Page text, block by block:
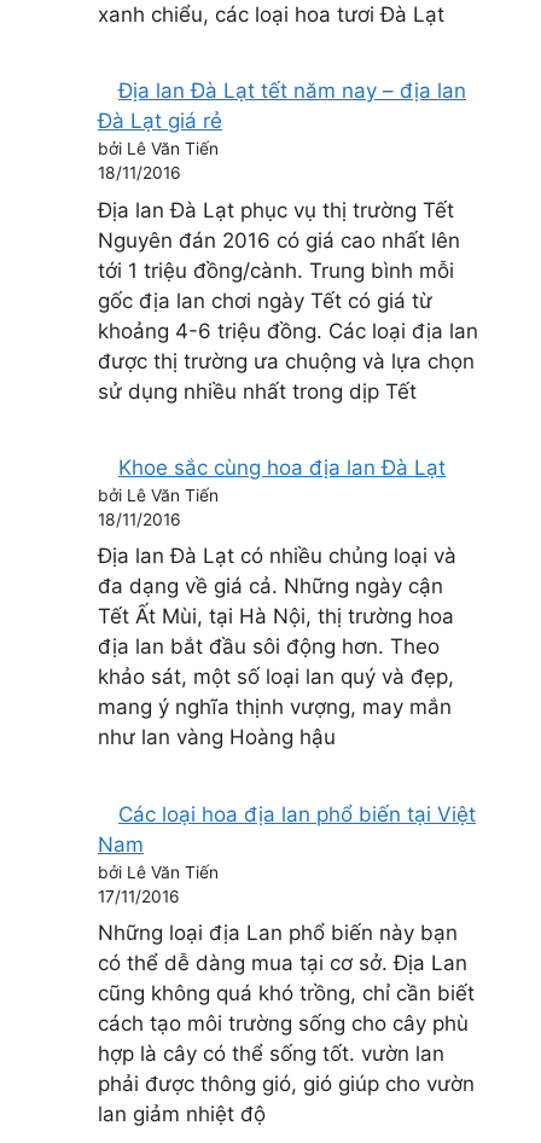
xanh chiểu, các loại hoa tươi Đà Lạt
Địa lan Đà Lạt tết năm nay – địa lan
Đà Lạt giá rẻ
bởi Lê Văn Tiến
18/11/2016
Địa lan Đà Lạt phục vụ thị trường Tết
Nguyên đán 2016 có giá cao nhất lên
tới 1 triệu đồng/cành. Trung bình mỗi
gốc địa lan chơi ngày Tết có giá từ
khoảng 4-6 triệu đồng. Các loại địa lan
được thị trường ưa chuộng và lựa chọn
sử dụng nhiều nhất trong dịp Tết
Khoe sắc cùng hoa địa lan Đà Lạt
bởi Lê Văn Tiến
18/11/2016
Địa lan Đà Lạt có nhiều chủng loại và
đa dạng về giá cả. Những ngày cận
Tết Ất Mùi, tại Hà Nội, thị trường hoa
địa lan bắt đầu sôi động hơn. Theo
khảo sát, một số loại lan quý và đẹp,
mang ý nghĩa thịnh vượng, may mắn
như lan vàng Hoàng hậu
Các loại hoa địa lan phổ biến tại Việt
Nam
bởi Lê Văn Tiến
17/11/2016
Những loại địa Lan phổ biến này bạn
có thể dễ dàng mua tại cơ sở. Địa Lan
cũng không quá khó trồng, chỉ cần biết
cách tạo môi trường sống cho cây phù
hợp là cây có thể sống tốt. vườn lan
phải được thông gió, gió giúp cho vườn
lan giảm nhiệt độ